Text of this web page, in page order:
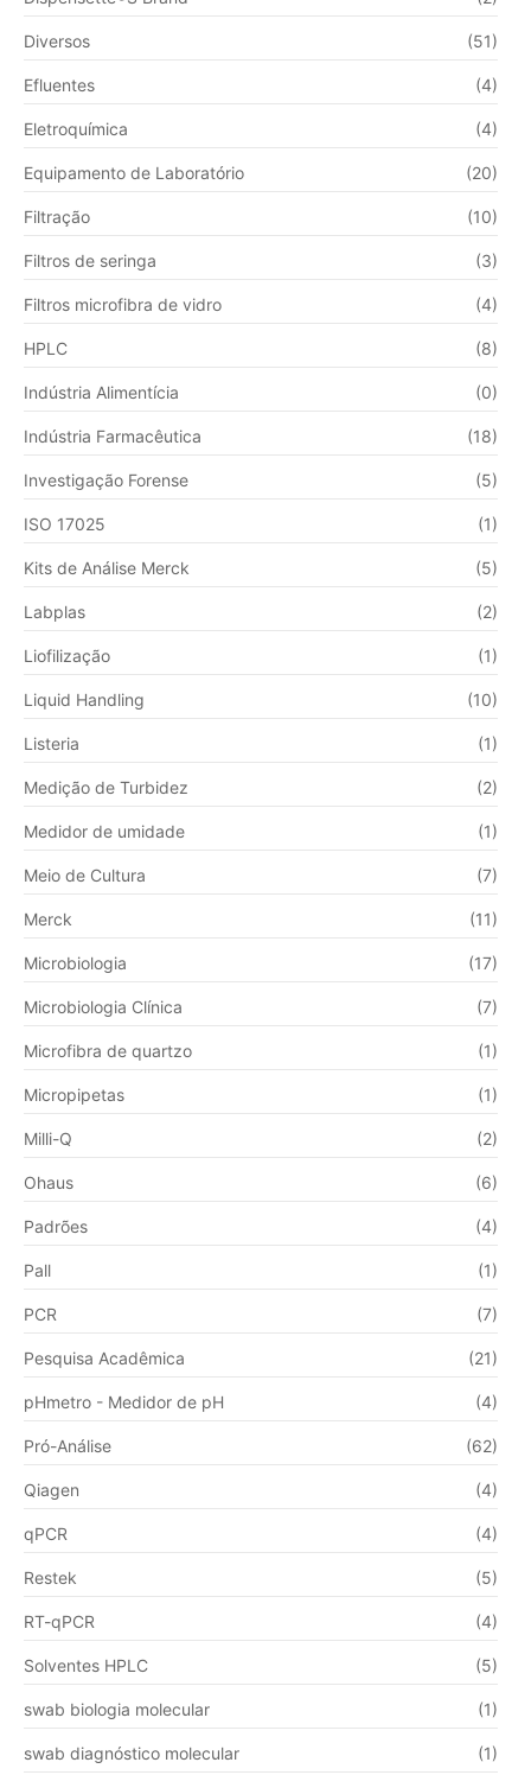
Diversos (51)
Efluentes (4)
Eletroquímica (4)
Equipamento de Laboratório (20)
Filtração (10)
Filtros de seringa (3)
Filtros microfibra de vidro (4)
HPLC (8)
Indústria Alimentícia (0)
Indústria Farmacêutica (18)
Investigação Forense (5)
ISO 17025 (1)
Kits de Análise Merck (5)
Labplas (2)
Liofilização (1)
Liquid Handling (10)
Listeria (1)
Medição de Turbidez (2)
Medidor de umidade (1)
Meio de Cultura (7)
Merck (11)
Microbiologia (17)
Microbiologia Clínica (7)
Microfibra de quartzo (1)
Micropipetas (1)
Milli-Q (2)
Ohaus (6)
Padrões (4)
Pall (1)
PCR (7)
Pesquisa Acadêmica (21)
pHmetro - Medidor de pH (4)
Pró-Análise (62)
Qiagen (4)
qPCR (4)
Restek (5)
RT-qPCR (4)
Solventes HPLC (5)
swab biologia molecular (1)
swab diagnóstico molecular (1)